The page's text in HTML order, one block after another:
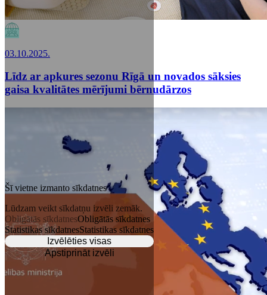
Šī vietne izmanto sīkdatnes
Lūdzam veikt sīkdatņu izvēli zemāk.
Obligātās sīkdatnesObligātās sīkdatnes
Statistikas sīkdatnesStatistikas sīkdatnes
Izvēlēties visas
Apstiprināt izvēli
03.10.2025.
Līdz ar apkures sezonu Rīgā un novados sāksies
gaisa kvalitātes mērījumi bērnudārzos